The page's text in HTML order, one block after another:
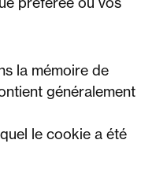
la mémoire de
généralement
le cookie a été